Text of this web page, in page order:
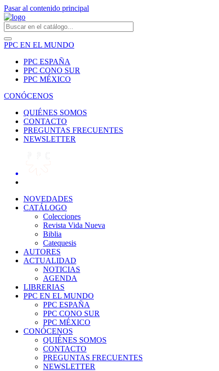
Pasar al contenido principal
PPC EN EL MUNDO
PPC ESPAÑA
PPC CONO SUR
PPC MÉXICO
CONÓCENOS
QUIÉNES SOMOS
CONTACTO
PREGUNTAS FRECUENTES
NEWSLETTER
NOVEDADES
CATÁLOGO
Colecciones
Revista Vida Nueva
Biblia
Catequesis
AUTORES
ACTUALIDAD
NOTICIAS
AGENDA
LIBRERIAS
PPC EN EL MUNDO
PPC ESPAÑA
PPC CONO SUR
PPC MÉXICO
CONÓCENOS
QUIÉNES SOMOS
CONTACTO
PREGUNTAS FRECUENTES
NEWSLETTER